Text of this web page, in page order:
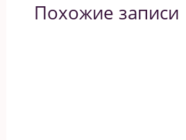
Похожие записи